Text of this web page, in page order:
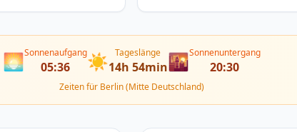
🌅Sonnenaufgang
05:36 ☀️ Tageslänge
14h 54min🌇Sonnenuntergang
20:30
Zeiten für Berlin (Mitte Deutschland)